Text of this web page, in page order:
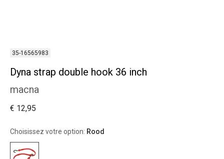
35-16565983
Dyna strap double hook 36 inch
macna
€ 12,95
Choisissez votre option: Rood